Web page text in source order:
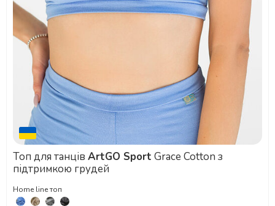
Топ для танців ArtGO Sport Grace Cotton з
підтримкою грудей
Home line топ